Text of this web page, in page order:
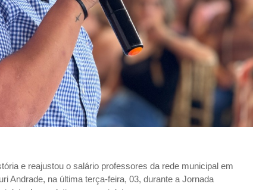
e reajustou o salário professores da rede municipal em
Andrade, na última terça-feira, 03, durante a Jornada